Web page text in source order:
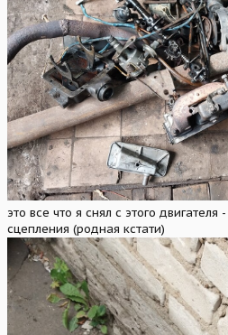
это все что я снял с этого
сцепления (родная кстати)